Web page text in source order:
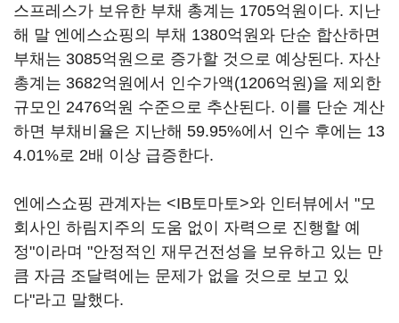
스프레스가 보유한 부채 총계는 1705억원이다. 지난
해 말 엔에스쇼핑의 부채 1380억원와 단순 합산하면
부채는 3085억원으로 증가할 것으로 예상된다. 자산
총계는 3682억원에서 인수가액(1206억원)을 제외한
규모인 2476억원 수준으로 추산된다. 이를 단순 계산
하면 부채비율은 지난해 59.95%에서 인수 후에는 13
4.01%로 2배 이상 급증한다.
엔에스쇼핑 관계자는 <IB토마토>와 인터뷰에서 "모
회사인 하림지주의 도움 없이 자력으로 진행할 예
정"이라며 "안정적인 재무건전성을 보유하고 있는 만
큼 자금 조달력에는 문제가 없을 것으로 보고 있
다"라고 말했다.